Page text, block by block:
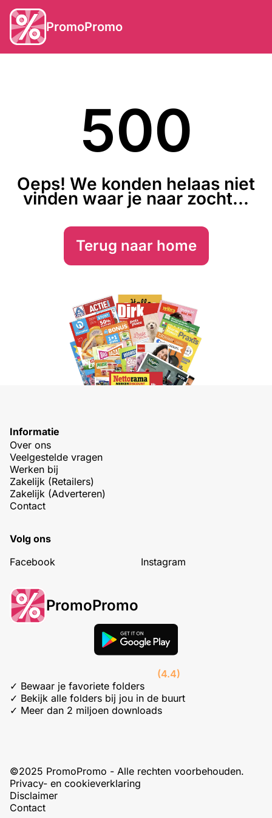
PromoPromo
500
Oeps! We konden helaas niet
vinden waar je naar zocht...
Terug naar home
Informatie
Over ons
Veelgestelde vragen
Werken bij
Zakelijk (Retailers)
Zakelijk (Adverteren)
Contact
Volg ons
Facebook
Instagram
PromoPromo
(4.4)
✓ Bewaar je favoriete folders
✓ Bekijk alle folders bij jou in de buurt
✓ Meer dan 2 miljoen downloads
©2025 PromoPromo - Alle rechten voorbehouden.
Privacy- en cookieverklaring
Disclaimer
Contact